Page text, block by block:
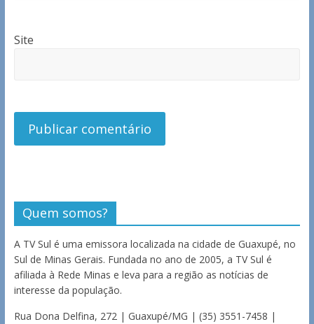
Site
Quem somos?
A TV Sul é uma emissora localizada na cidade de Guaxupé, no
Sul de Minas Gerais. Fundada no ano de 2005, a TV Sul é
afiliada à Rede Minas e leva para a região as notícias de
interesse da população.
Rua Dona Delfina, 272 | Guaxupé/MG | (35) 3551-7458 |